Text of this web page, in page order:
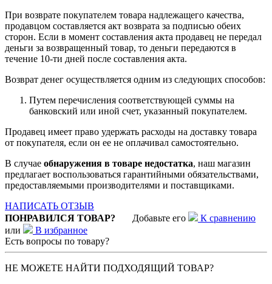
При возврате покупателем товара надлежащего качества,
продавцом составляется акт возврата за подписью обеих
сторон. Если в момент составления акта продавец не передал
деньги за возвращенный товар, то деньги передаются в
течение 10-ти дней после составления акта.
Возврат денег осуществляется одним из следующих способов:
Путем перечисления соответствующей суммы на
банковский или иной счет, указанный покупателем.
Продавец имеет право удержать расходы на доставку товара
от покупателя, если он ее не оплачивал самостоятельно.
В случае обнаружения в товаре недостатка, наш магазин
предлагает воспользоваться гарантийными обязательствами,
предоставляемыми производителями и поставщиками.
НАПИСАТЬ ОТЗЫВ
ПОНРАВИЛСЯ ТОВАР? Добавьте его
К сравнению
или
В избранное
Есть вопросы по товару?
НЕ МОЖЕТЕ НАЙТИ ПОДХОДЯЩИЙ ТОВАР?